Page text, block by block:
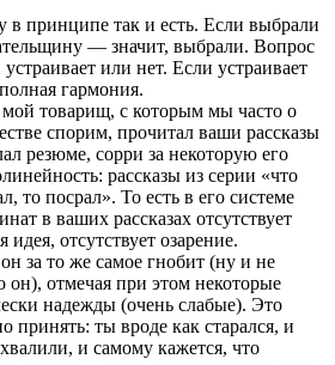
в принципе так и есть. Если выбрали
— значит, выбрали. Вопрос
или нет. Если устраивает
гармония.
товарищ, с которым мы часто о
спорим, прочитал ваши рассказы
резюме, сорри за некоторую его
рассказы из серии «что
то посрал». То есть в его системе
в ваших рассказах отсутствует
идея, отсутствует озарение.
за то же самое гнобит (ну и не
он), отмечая при этом некоторые
надежды (очень слабые). Это
принять: ты вроде как старался, и
и самому кажется, что